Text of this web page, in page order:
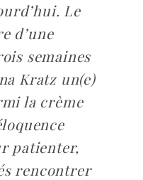
Le
d’une
semaines
Kratz un(e)
la crème
patienter,
rencontrer